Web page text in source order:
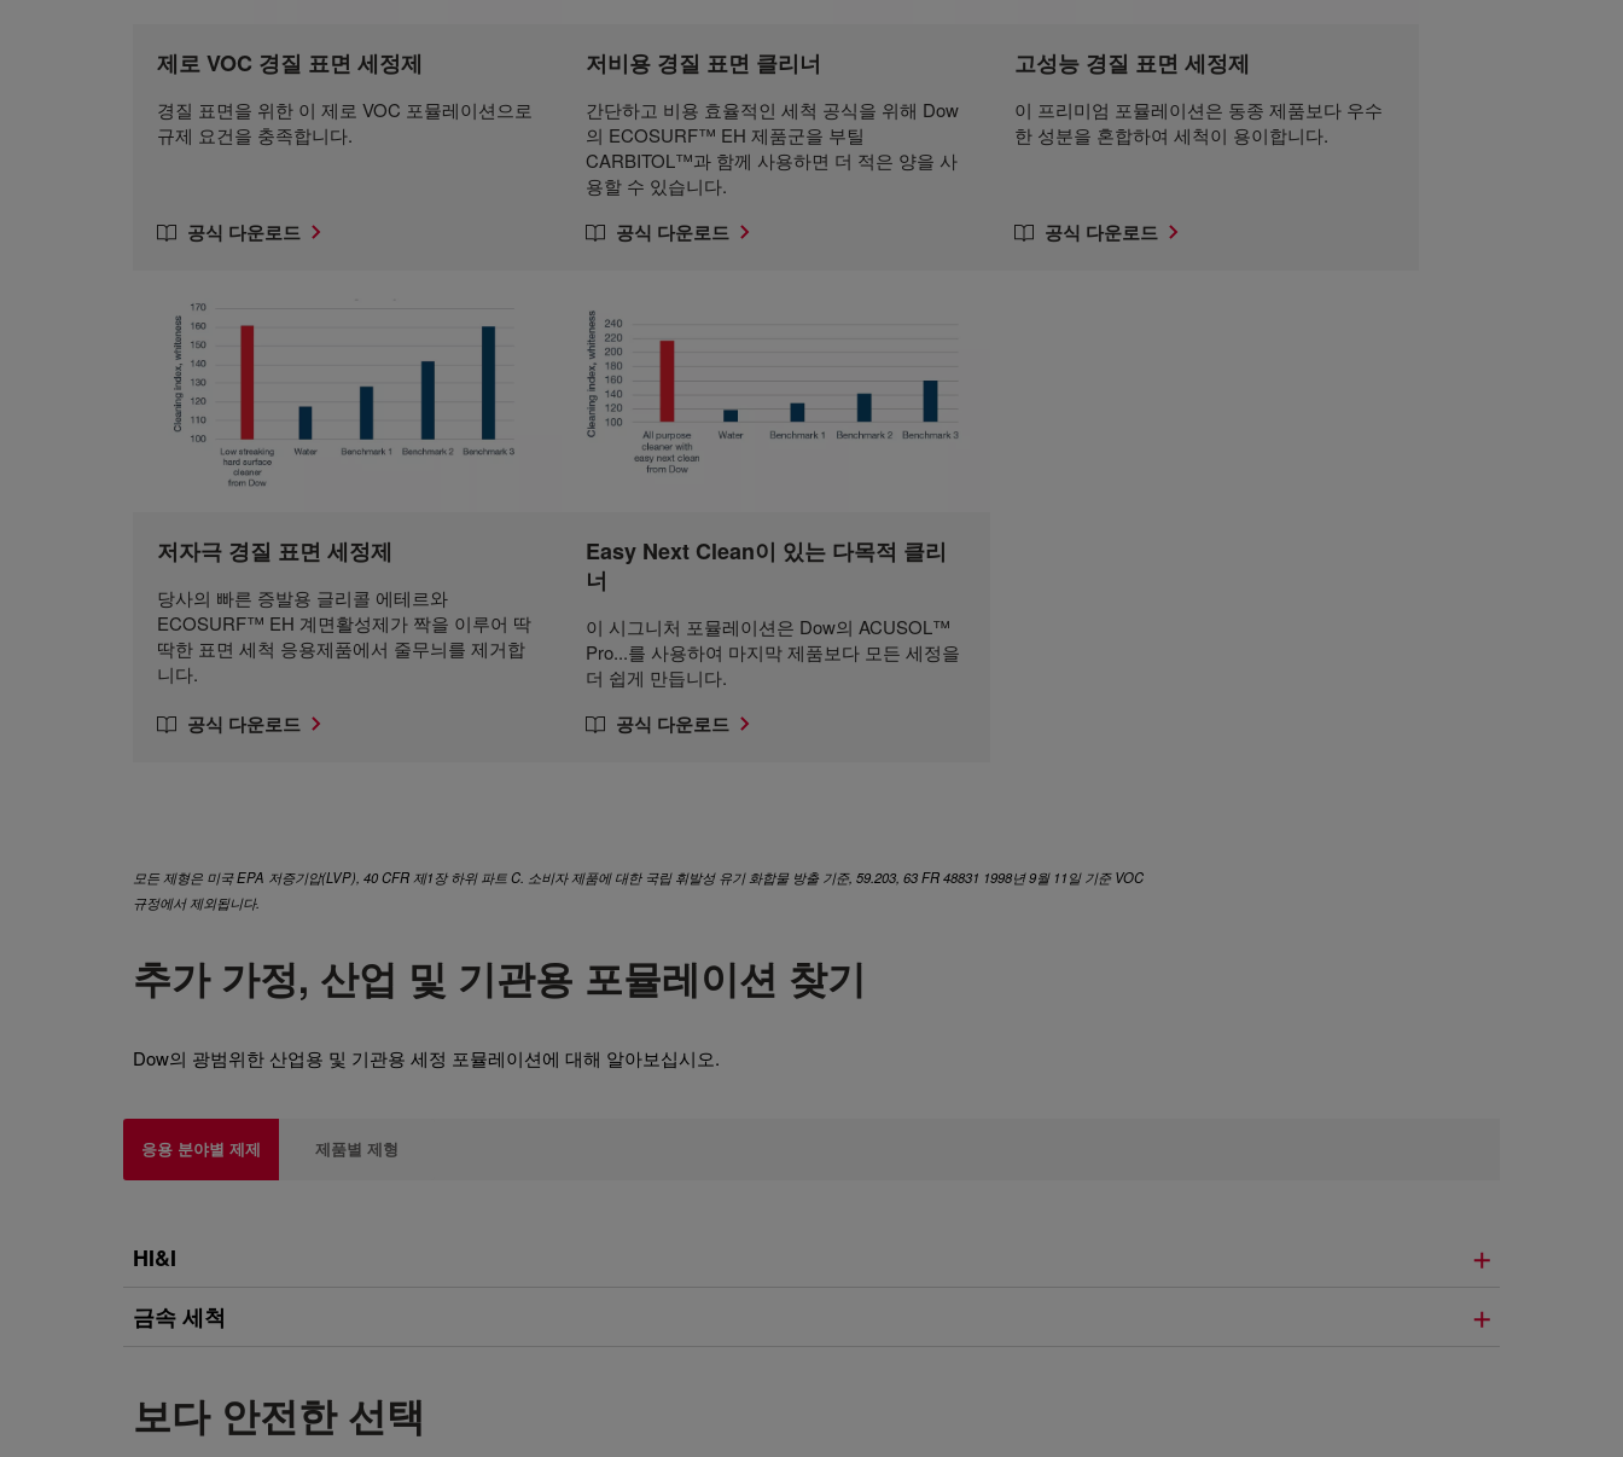
제로 VOC 경질 표면 세정제
경질 표면을 위한 이 제로 VOC 포뮬레이션으로
규제 요건을 충족합니다.
공식 다운로드
저비용 경질 표면 클리너
간단하고 비용 효율적인 세척 공식을 위해 Dow
의 ECOSURF™ EH 제품군을 부틸
CARBITOL™과 함께 사용하면 더 적은 양을 사
용할 수 있습니다.
공식 다운로드
고성능 경질 표면 세정제
이 프리미엄 포뮬레이션은 동종 제품보다 우수
한 성분을 혼합하여 세척이 용이합니다.
공식 다운로드
저자극 경질 표면 세정제
당사의 빠른 증발용 글리콜 에테르와
ECOSURF™ EH 계면활성제가 짝을 이루어 딱
딱한 표면 세척 응용제품에서 줄무늬를 제거합
니다.
공식 다운로드
Easy Next Clean이 있는 다목적 클리
너
이 시그니처 포뮬레이션은 Dow의 ACUSOL™
Pro...를 사용하여 마지막 제품보다 모든 세정을
더 쉽게 만듭니다.
공식 다운로드
모든 제형은 미국 EPA 저증기압(LVP), 40 CFR 제1장 하위 파트 C. 소비자 제품에 대한 국립 휘발성 유기 화합물 방출 기준, 59.203, 63 FR 48831 1998년 9월 11일 기준 VOC
규정에서 제외됩니다.
추가 가정, 산업 및 기관용 포뮬레이션 찾기
Dow의 광범위한 산업용 및 기관용 세정 포뮬레이션에 대해 알아보십시오.
응용 분야별 제제 제품별 제형
HI&I
금속 세척
보다 안전한 선택